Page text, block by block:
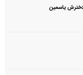
یاسمین